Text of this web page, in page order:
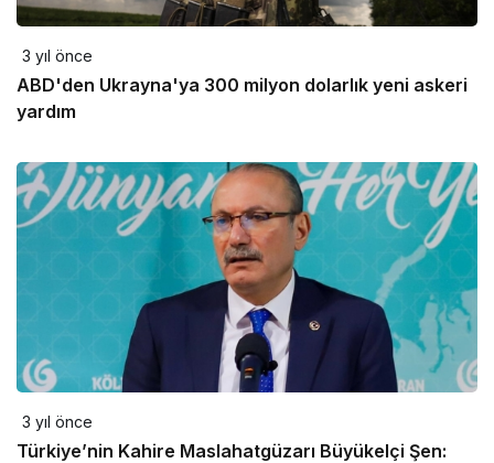
3 yıl önce
ABD'den Ukrayna'ya 300 milyon dolarlık yeni askeri
yardım
3 yıl önce
Türkiye’nin Kahire Maslahatgüzarı Büyükelçi Şen: